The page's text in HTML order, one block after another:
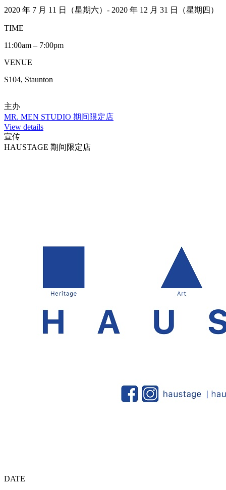
2020 年 7 月 11 日（星期六）- 2020 年 12 月 31 日（星期四）
TIME
11:00am – 7:00pm
VENUE
S104, Staunton
主办
MR. MEN STUDIO 期间限定店
View details
宣传
HAUSTAGE 期间限定店
DATE